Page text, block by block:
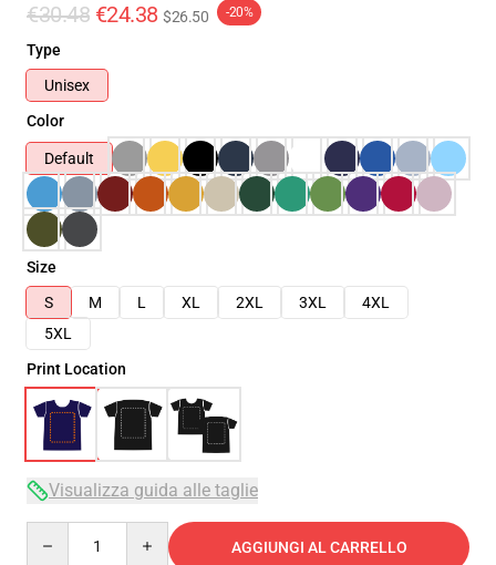
€30.48 €24.38 $26.50 -20%
Type
Unisex
Color
Default
Size
S
M L XL 2XL 3XL
4XL
5XL
Print Location
Visualizza guida alle taglie
AGGIUNGI AL CARRELLO